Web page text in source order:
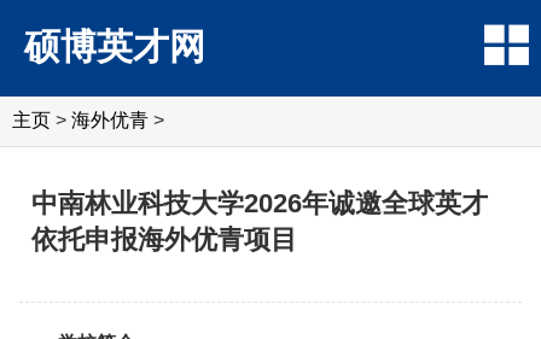
硕博英才网
主页 > 海外优青 >
中南林业科技大学2026年诚邀全球英才
依托申报海外优青项目